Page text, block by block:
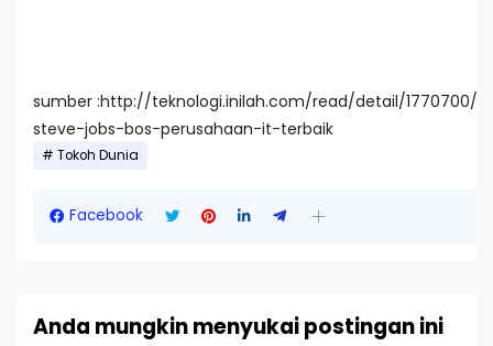
sumber :http://teknologi.inilah.com/read/detail/1770700/
steve-jobs-bos-perusahaan-it-terbaik
Tokoh Dunia
Facebook
Anda mungkin menyukai postingan ini